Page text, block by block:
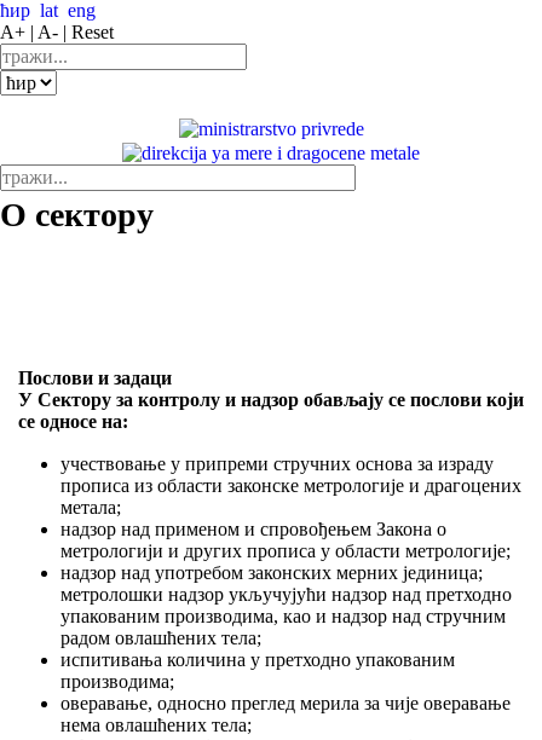
ћир lat eng
A+ | A- | Reset
О сектору
Послови и задаци
У Сектору за контролу и надзор обављају се послови који
се односе на:
учествовање у припреми стручних основа за израду
прописа из области законске метрологије и драгоцених
метала;
надзор над применом и спровођењем Закона о
метрологији и других прописа у области метрологије;
надзор над употребом законских мерних јединица;
метролошки надзор укључујући надзор над претходно
упакованим производима, као и надзор над стручним
радом овлашћених тела;
испитивања количина у претходно упакованим
производима;
оверавање, односно преглед мерила за чије оверавање
нема овлашћених тела;